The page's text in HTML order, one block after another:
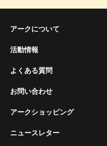
アークについて
活動情報
よくある質問
お問い合わせ
アークショッピング
ニュースレター